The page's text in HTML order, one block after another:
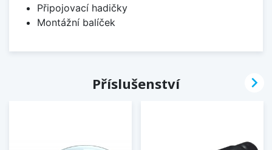
Připojovací hadičky
Montážní balíček
Příslušenství 